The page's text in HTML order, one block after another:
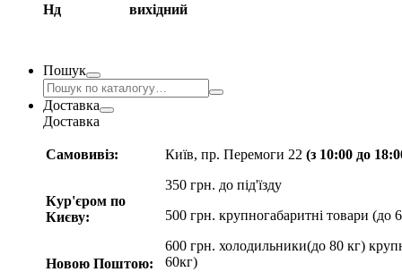
Нд вихідний
Пошук
Доставка
Доставка
Самовивіз:
Кур'єром по
Києву:
Новою Поштою:
Київ, пр. Перемоги 22 (з 10:00 до
350 грн. до під'їзду
500 грн. крупногабаритні товари (до
600 грн. холодильники(до 80 кг)
60кг)